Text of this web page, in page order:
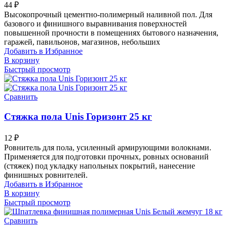
44 ₽
Высокопрочный цементно-полимерный наливной пол. Для
базового и финишного выравнивания поверхностей
повышенной прочности в помещениях бытового назначения,
гаражей, павильонов, магазинов, небольших
Добавить в Избранное
В корзину
Быстрый просмотр
Сравнить
Стяжка пола Unis Горизонт 25 кг
12 ₽
Ровнитель для пола, усиленный армирующими волокнами.
Применяется для подготовки прочных, ровных оснований
(стяжек) под укладку напольных покрытий, нанесение
финишных ровнителей.
Добавить в Избранное
В корзину
Быстрый просмотр
Сравнить